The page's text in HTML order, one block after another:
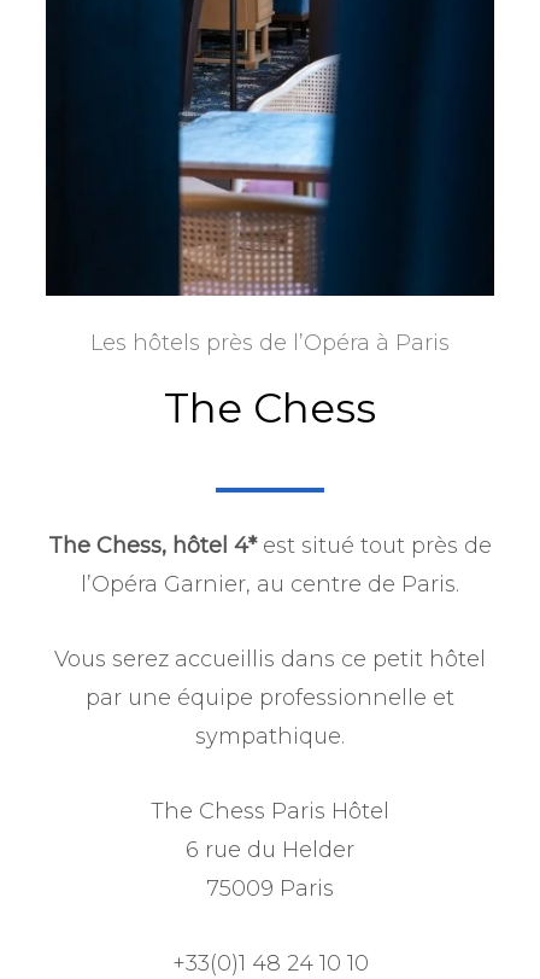
Les hôtels près de l’Opéra à Paris
The Chess
The Chess, hôtel 4*est situé tout près de
l’Opéra Garnier, au centre de Paris.
Vous serez accueillis dans ce petit hôtel
par une équipe professionnelle et
sympathique.
The Chess Paris Hôtel
6 rue du Helder
75009 Paris
+33(0)1 48 24 10 10